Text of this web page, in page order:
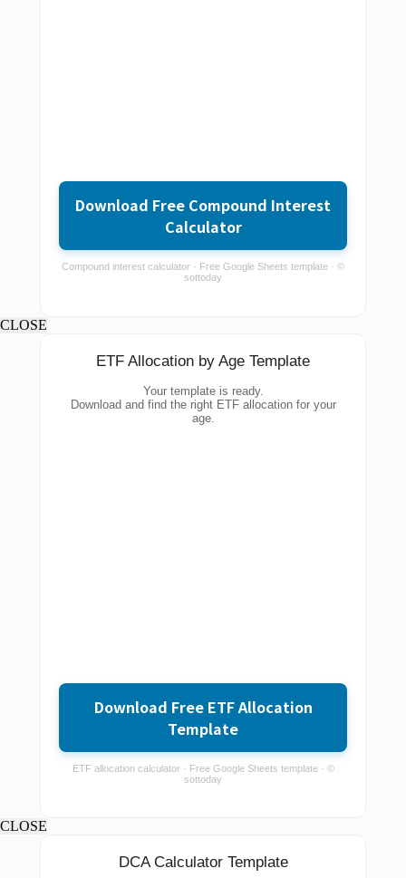
Download Free Compound Interest
Calculator
Compound interest calculator · Free Google Sheets template · ©
sottoday
CLOSE
ETF Allocation by Age Template
Your template is ready.
Download and find the right ETF allocation for your
age.
Download Free ETF Allocation
Template
ETF allocation calculator · Free Google Sheets template · ©
sottoday
CLOSE
DCA Calculator Template